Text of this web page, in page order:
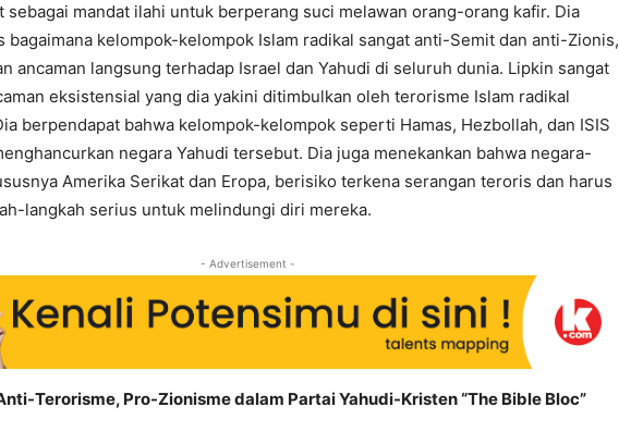
sebagai mandat ilahi untuk berperang suci melawan orang-orang kafir. Dia
bagaimana kelompok-kelompok Islam radikal sangat anti-Semit dan anti-Zionis,
ancaman langsung terhadap Israel dan Yahudi di seluruh dunia. Lipkin sangat
eksistensial yang dia yakini ditimbulkan oleh terorisme Islam radikal
berpendapat bahwa kelompok-kelompok seperti Hamas, Hezbollah, dan ISIS
negara Yahudi tersebut. Dia juga menekankan bahwa negara-
Amerika Serikat dan Eropa, berisiko terkena serangan teroris dan harus
langkah serius untuk melindungi diri mereka.
- Advertisement -
Terorisme, Pro-Zionisme dalam Partai Yahudi-Kristen “The Bible Bloc”